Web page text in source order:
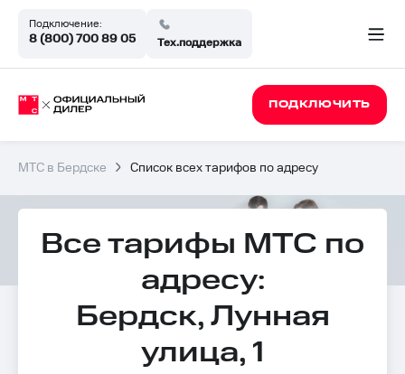
Подключение:
8 (800) 700 89 05 Тех.поддержка
ПОДКЛЮЧИТЬ
МТС в Бердске Список всех тарифов по адресу
Все тарифы МТС по
адресу:
Бердск, Лунная
улица, 1